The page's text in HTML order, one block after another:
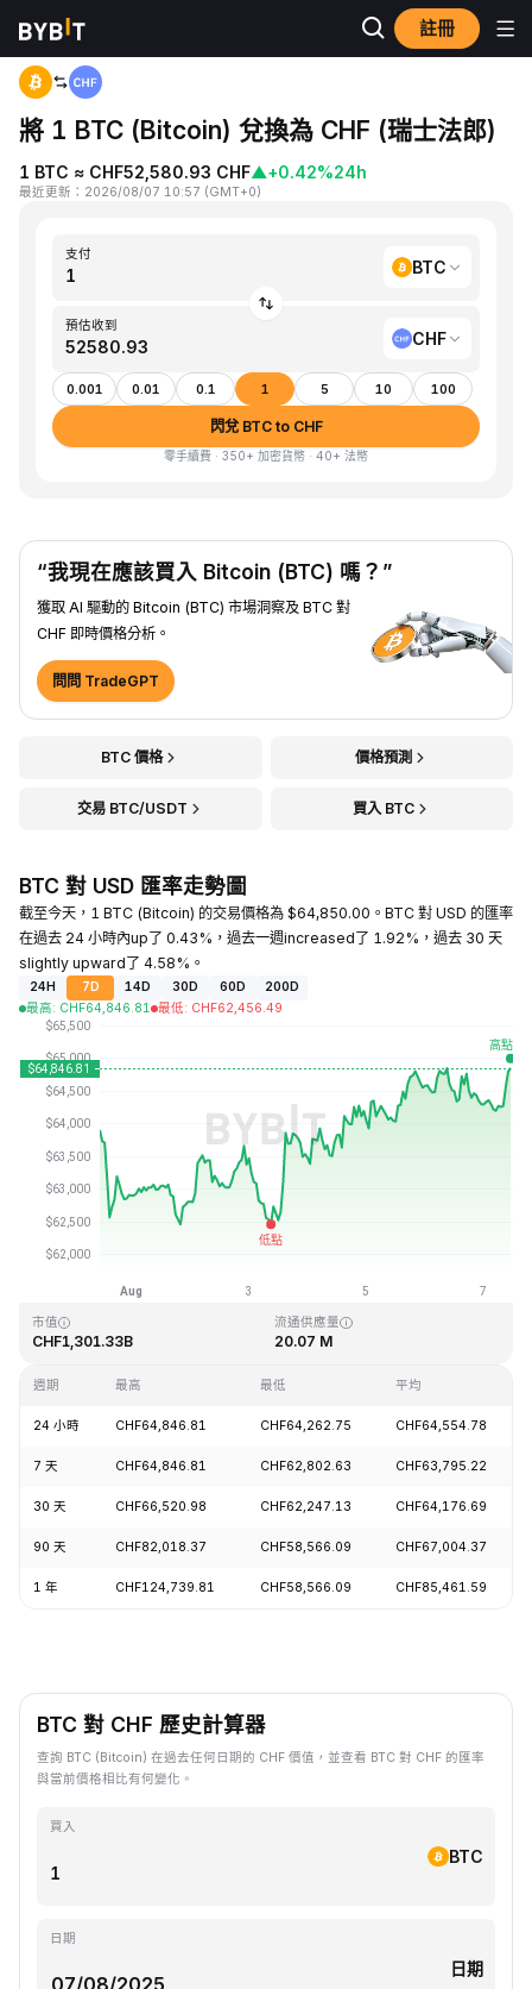
註冊
首頁 BTC to CHF
將 1 BTC (Bitcoin) 兌換為 CHF (瑞士法郎)
1 BTC ≈ CHF52,580.93 CHF▲+0.42%24h
最近更新 ： 2026/08/07 10:57 (GMT+0)
支付
BTC
預估收到
CHF
0.001 0.01 0.1 1 5 10 100
閃兌 BTC to CHF
零手續費 · 350+ 加密貨幣 · 40+ 法幣
“我現在應該買入 Bitcoin (BTC) 嗎？”
獲取 AI 驅動的 Bitcoin (BTC) 市場洞察及 BTC 對
CHF 即時價格分析。
問問 TradeGPT
BTC 價格 價格預測
交易 BTC/USDT 買入 BTC
BTC 對 USD 匯率走勢圖
截至今天，1 BTC (Bitcoin) 的交易價格為 $64,850.00。BTC 對 USD 的匯率
在過去 24 小時內up了 0.43%，過去一週increased了 1.92%，過去 30 天
slightly upward了 4.58%。
24H 7D 14D 30D 60D
200D
最高: CHF64,846.81 最低: CHF62,456.49
最近更新時間：2026-08-07 10:57 (GMT+0)
CHF126,080.00
市值
CHF1,301.33B
流通供應量
20.07 M
週期 最高 最低 平均
24 小時 CHF64,846.81 CHF64,262.75 CHF64,554.78
7 天 CHF64,846.81 CHF62,802.63 CHF63,795.22
30 天 CHF66,520.98 CHF62,247.13 CHF64,176.69
90 天 CHF82,018.37 CHF58,566.09 CHF67,004.37
1 年 CHF124,739.81 CHF58,566.09 CHF85,461.59
BTC 對 CHF 歷史計算器
查詢 BTC (Bitcoin) 在過去任何日期的 CHF 價值，並查看 BTC 對 CHF 的匯率
與當前價格相比有何變化。
買入
BTC
日期
日期